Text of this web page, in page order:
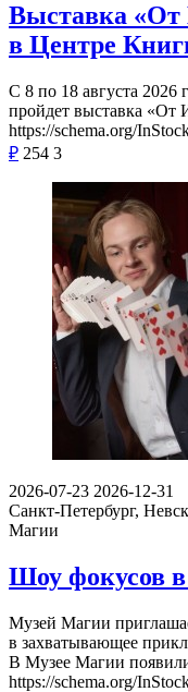
Выставка «От
в Центре
С 8 по 18 августа
пройдет выставка
https://schema.org/
₽ 254 3
2026-07-23 2026-12-31
Санкт-Петербург,
Магии
Шоу фокусов
Музей Магии
в захватывающее
В Музее Магии
https://schema.org/